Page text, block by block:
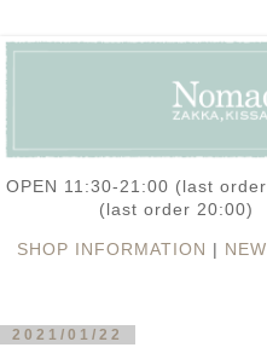
OPEN 11:30-21:00 (last
(last order 20:00)
SHOP INFORMATION |
2021/01/22